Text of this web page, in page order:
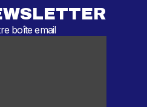
boîte email